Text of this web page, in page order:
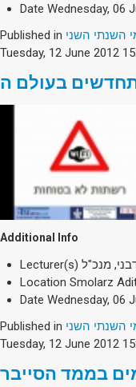
Date Wednesday, 06
Published in השנתי השני
Tuesday, 12 June 2012
Additional Info
Lecturer(s)
Location Smolarz
Date Wednesday, 06
Published in השנתי השני
Tuesday, 12 June 2012
בממד הסייבר